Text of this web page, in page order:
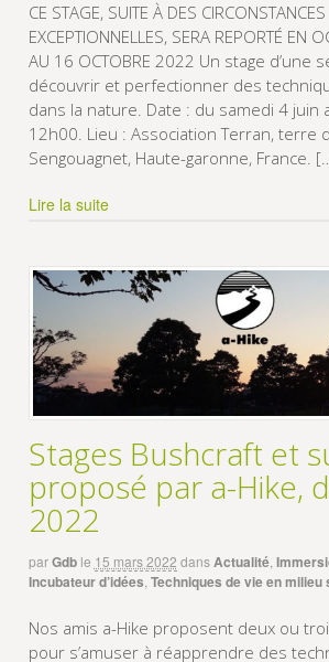
CE STAGE, SUITE À DES CIRCONSTANCES
EXCEPTIONNELLES, SERA REPORTÉ EN
AU 16 OCTOBRE 2022 Un stage d’une
découvrir et perfectionner des
dans la nature. Date : du samedi 4 juin
12h00. Lieu : Association Terran, terre
Sengouagnet, Haute-garonne, France.
Lire la suite
Stages Bushcraft et
proposé par a-Hike,
2022
parGdb le 15 mars 2022 dansActualité,
Incubateur d’idées Techniques de vie en milieu
Nos amis a-Hike proposent deux ou
pour s’amuser à réapprendre des